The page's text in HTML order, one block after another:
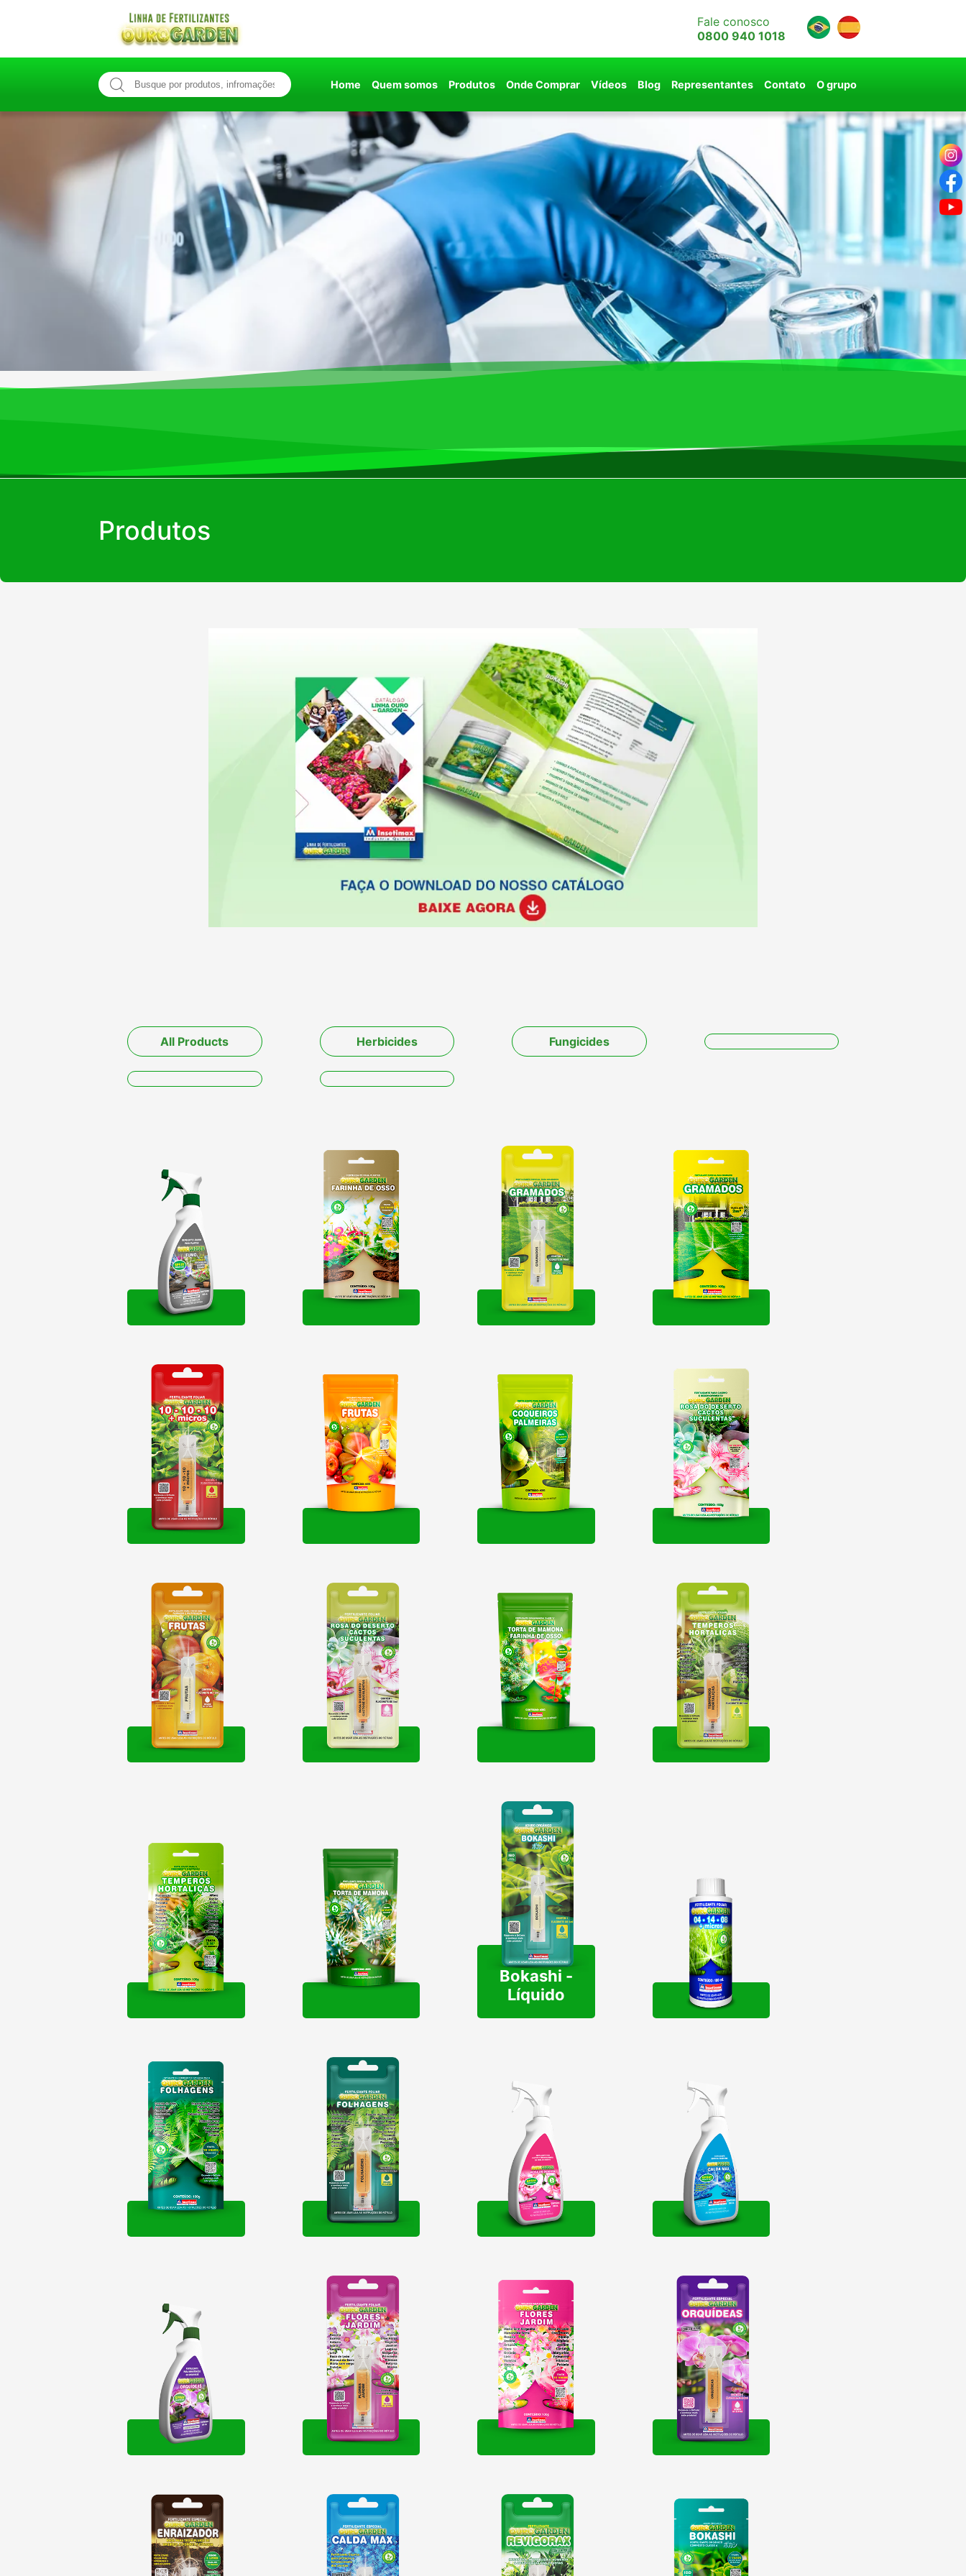
Fale conosco
0800 940 1018
Home Quem somos Produtos Onde Comprar Vídeos Blog Representantes Contato O grupo
Produtos
All Products Herbicides Fungicides
Bokashi -
Líquido